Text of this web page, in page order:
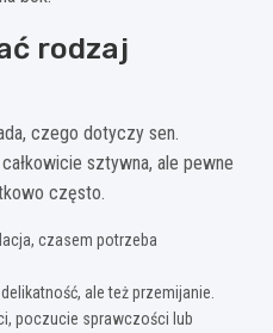
rodzaj
czego dotyczy sen.
sztywna, ale pewne
często.
czasem potrzeba
ale też przemijanie.
poczucie sprawczości lub